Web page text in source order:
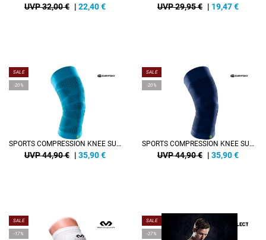
UVP 32,00 € | 22,40€ UVP 29,95 € | 19,47€
SALE
-20%
SPORTS COMPRESSION KNEE SUPPORT
UVP 44,90 € | 35,90€
SALE
-20%
SPORTS COMPRESSION KNEE SUPPORT
UVP 44,90 € | 35,90€
SALE
-17%
SALE
-27%